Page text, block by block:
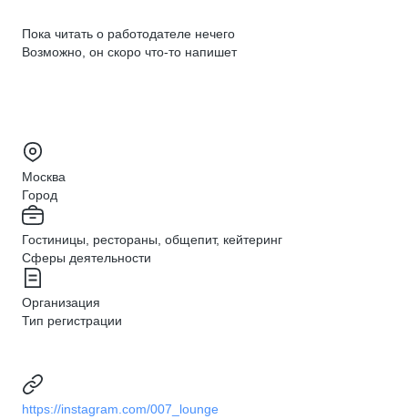
Пока читать о работодателе нечего
Возможно, он скоро что‑то напишет
Москва
Город
Гостиницы, рестораны, общепит, кейтеринг
Сферы деятельности
Организация
Тип регистрации
https://instagram.com/007_lounge